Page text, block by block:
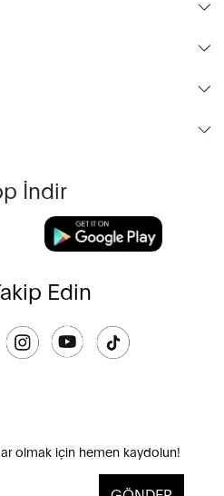
İndir
Edin
olmak için hemen kaydolun!